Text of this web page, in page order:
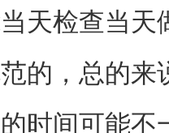
检查当天
的，总的
时间可能